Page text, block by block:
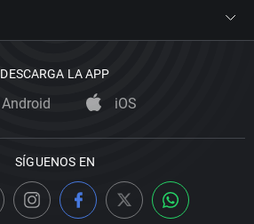
DESCARGA LA APP
Android iOS
SÍGUENOS EN